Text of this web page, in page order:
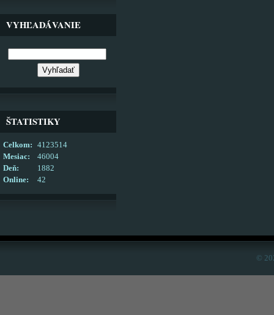
VYHĽADÁVANIE
ŠTATISTIKY
Online: 42
Celkom:
4123514
Mesiac:
46004
Deň:
1882
©